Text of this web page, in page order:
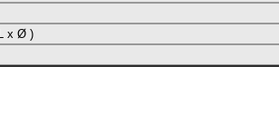
x Ø )